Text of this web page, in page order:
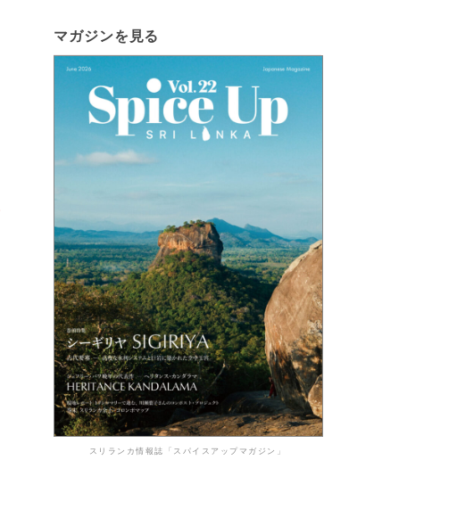
マガジンを見る
スリランカ情報誌「スパイスアップマガジン」